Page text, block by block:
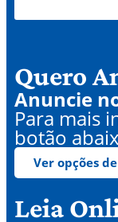
Quero
Anuncie
Para mais
botão
Ver opções
Leia